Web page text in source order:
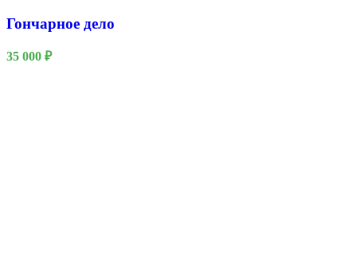
Гончарное дело
35 000 ₽